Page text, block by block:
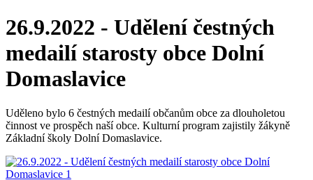
26.9.2022 - Udělení čestných
medailí starosty obce Dolní
Domaslavice
Uděleno bylo 6 čestných medailí občanům obce za dlouholetou
činnost ve prospěch naší obce. Kulturní program zajistily žákyně
Základní školy Dolní Domaslavice.